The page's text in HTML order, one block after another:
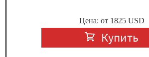
Цена: от 1825USD
Купить